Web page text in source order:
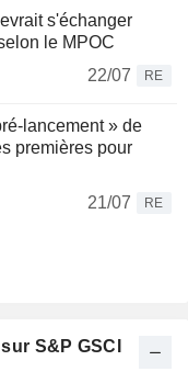
s'échanger
le MPOC
22/07
RE
lancement » de
premières pour
21/07
RE
S&P GSCI